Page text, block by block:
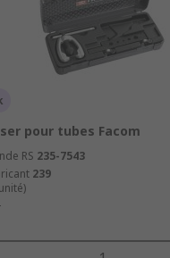
pour tubes Facom
RS 235-7543
239